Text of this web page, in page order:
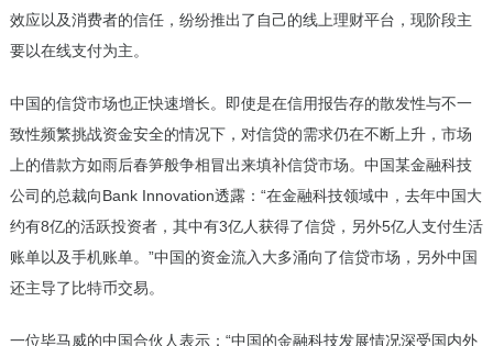
效应以及消费者的信任，纷纷推出了自己的线上理财平台，现阶段主
要以在线支付为主。
中国的信贷市场也正快速增长。即使是在信用报告存的散发性与不一
致性频繁挑战资金安全的情况下，对信贷的需求仍在不断上升，市场
上的借款方如雨后春笋般争相冒出来填补信贷市场。中国某金融科技
公司的总裁向Bank Innovation透露：“在金融科技领域中，去年中国大
约有8亿的活跃投资者，其中有3亿人获得了信贷，另外5亿人支付生活
账单以及手机账单。”中国的资金流入大多涌向了信贷市场，另外中国
还主导了比特币交易。
一位毕马威的中国合伙人表示：“中国的金融科技发展情况深受国内外